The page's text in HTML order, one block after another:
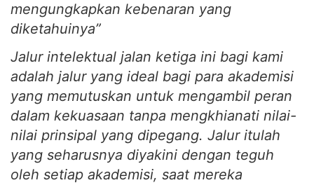
mengungkapkan kebenaran yang
diketahuinya”
Jalur intelektual jalan ketiga ini bagi kami
adalah jalur yang ideal bagi para akademisi
yang memutuskan untuk mengambil peran
dalam kekuasaan tanpa mengkhianati nilai-
nilai prinsipal yang dipegang. Jalur itulah
yang seharusnya diyakini dengan teguh
oleh setiap akademisi, saat mereka